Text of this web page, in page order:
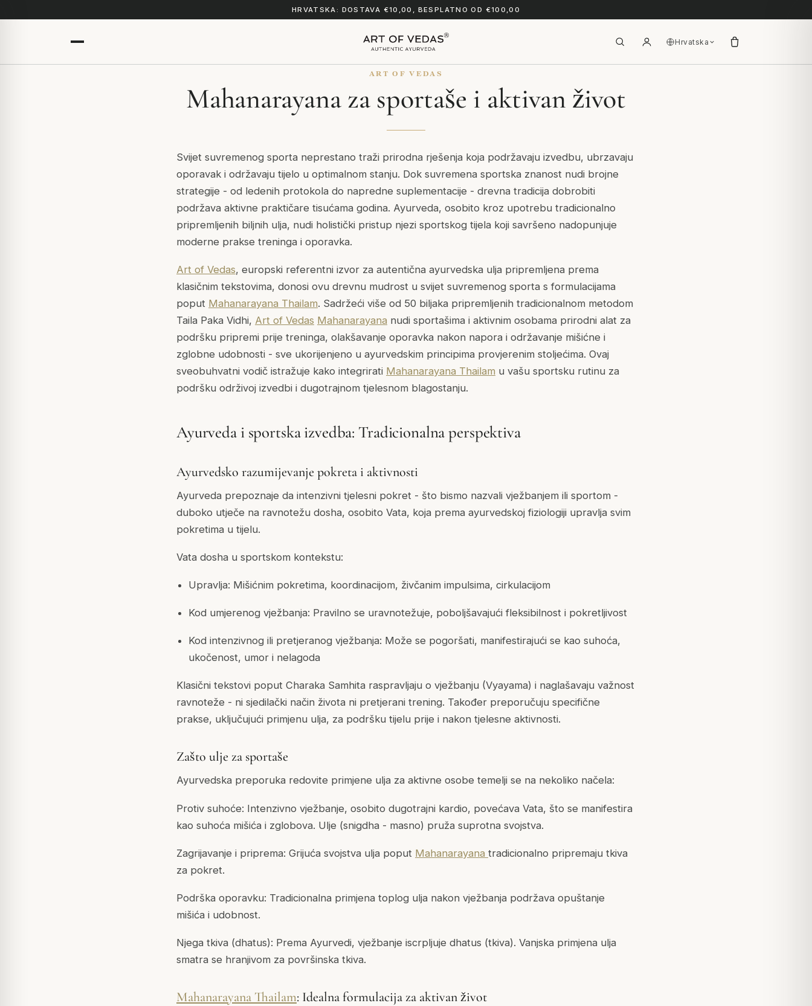
HRVATSKA: DOSTAVA €10,00, BESPLATNO OD €100,00
Hrvatska
ART OF VEDAS
Mahanarayana za sportaše i aktivan život
Svijet suvremenog sporta neprestano traži prirodna rješenja koja podržavaju izvedbu, ubrzavaju
oporavak i održavaju tijelo u optimalnom stanju. Dok suvremena sportska znanost nudi brojne
strategije - od ledenih protokola do napredne suplementacije - drevna tradicija dobrobiti
podržava aktivne praktičare tisućama godina. Ayurveda, osobito kroz upotrebu tradicionalno
pripremljenih biljnih ulja, nudi holistički pristup njezi sportskog tijela koji savršeno nadopunjuje
moderne prakse treninga i oporavka.
Art of Vedas, europski referentni izvor za autentična ayurvedska ulja pripremljena prema
klasičnim tekstovima, donosi ovu drevnu mudrost u svijet suvremenog sporta s formulacijama
poput Mahanarayana Thailam. Sadržeći više od 50 biljaka pripremljenih tradicionalnom metodom
Taila Paka Vidhi, Art of Vedas Mahanarayana nudi sportašima i aktivnim osobama prirodni alat za
podršku pripremi prije treninga, olakšavanje oporavka nakon napora i održavanje mišićne i
zglobne udobnosti - sve ukorijenjeno u ayurvedskim principima provjerenim stoljećima. Ovaj
sveobuhvatni vodič istražuje kako integrirati Mahanarayana Thailam u vašu sportsku rutinu za
podršku održivoj izvedbi i dugotrajnom tjelesnom blagostanju.
Ayurveda i sportska izvedba: Tradicionalna perspektiva
Ayurvedsko razumijevanje pokreta i aktivnosti
Ayurveda prepoznaje da intenzivni tjelesni pokret - što bismo nazvali vježbanjem ili sportom -
duboko utječe na ravnotežu dosha, osobito Vata, koja prema ayurvedskoj fiziologiji upravlja svim
pokretima u tijelu.
Vata dosha u sportskom kontekstu:
Upravlja: Mišićnim pokretima, koordinacijom, živčanim impulsima, cirkulacijom
Kod umjerenog vježbanja: Pravilno se uravnotežuje, poboljšavajući fleksibilnost i pokretljivost
Kod intenzivnog ili pretjeranog vježbanja: Može se pogoršati, manifestirajući se kao suhoća,
ukočenost, umor i nelagoda
Klasični tekstovi poput Charaka Samhita raspravljaju o vježbanju (Vyayama) i naglašavaju važnost
ravnoteže - ni sjedilački način života ni pretjerani trening. Također preporučuju specifične
prakse, uključujući primjenu ulja, za podršku tijelu prije i nakon tjelesne aktivnosti.
Zašto ulje za sportaše
Ayurvedska preporuka redovite primjene ulja za aktivne osobe temelji se na nekoliko načela:
Protiv suhoće: Intenzivno vježbanje, osobito dugotrajni kardio, povećava Vata, što se manifestira
kao suhoća mišića i zglobova. Ulje (snigdha - masno) pruža suprotna svojstva.
Zagrijavanje i priprema: Grijuća svojstva ulja poput Mahanarayana tradicionalno pripremaju tkiva
za pokret.
Podrška oporavku: Tradicionalna primjena toplog ulja nakon vježbanja podržava opuštanje
mišića i udobnost.
Njega tkiva (dhatus): Prema Ayurvedi, vježbanje iscrpljuje dhatus (tkiva). Vanjska primjena ulja
smatra se hranjivom za površinska tkiva.
Mahanarayana Thailam: Idealna formulacija za aktivan život